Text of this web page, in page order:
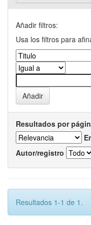
Añadir filtros:
Usa los filtros para
Resultados por
Autor/registro
Resultados 1-1 de 1.